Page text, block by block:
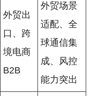
外贸出
口、跨
境电商
B2B
外贸场景
适配、全
球通信集
成、风控
能力突出